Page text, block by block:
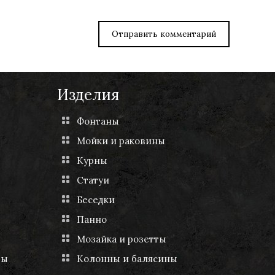
Изделия
Фонтаны
Мойки и раковины
Курны
Статуи
Беседки
Панно
Мозайка и розетты
Колонны и балясины